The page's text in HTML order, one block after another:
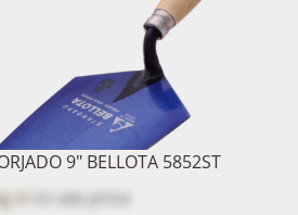
9" BELLOTA 5852ST
into see price